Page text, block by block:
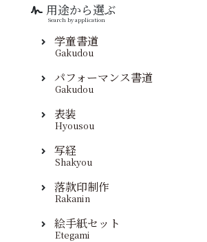
用途から選ぶ
Search by application
学童書道
Gakudou
パフォーマンス書道
Gakudou
表装
Hyousou
写経
Shakyou
落款印制作
Rakanin
絵手紙セット
Etegami